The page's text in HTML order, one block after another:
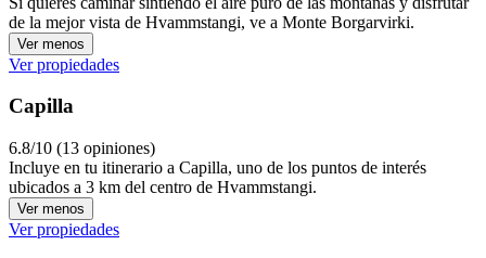
de la mejor vista de Hvammstangi, ve a Monte Borgarvirki.
Ver menos
Ver propiedades
Capilla
6.8/10 (13 opiniones)
Incluye en tu itinerario a Capilla, uno de los puntos de interés
ubicados a 3 km del centro de Hvammstangi.
Ver menos
Ver propiedades